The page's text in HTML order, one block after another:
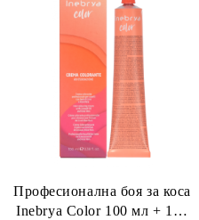
Професионална боя за коса
Inebrya Color 100 мл + 150